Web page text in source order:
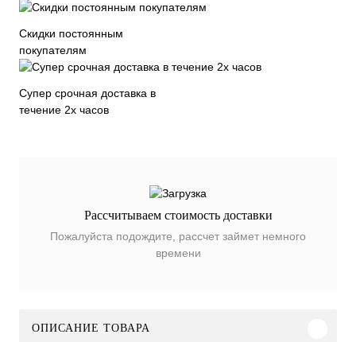
Скидки постоянным
покупателям
Супер срочная доставка в
течение 2х часов
Рассчитываем стоимость доставки
Пожалуйста подождите, рассчет займет немного
времени
ОПИСАНИЕ ТОВАРА